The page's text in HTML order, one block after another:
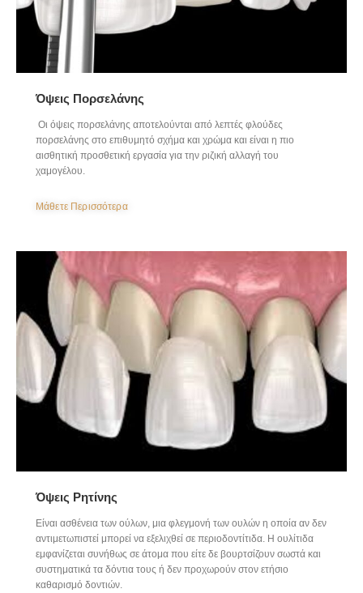
Όψεις Πορσελάνης
Οι όψεις πορσελάνης αποτελούνται από λεπτές φλούδες
πορσελάνης στο επιθυμητό σχήμα και χρώμα και είναι η πιο
αισθητική προσθετική εργασία για την ριζική αλλαγή του
χαμογέλου.
Μάθετε Περισσότερα
Όψεις Ρητίνης
Είναι ασθένεια των ούλων, μια φλεγμονή των ουλών η οποία αν δεν
αντιμετωπιστεί μπορεί να εξελιχθεί σε περιοδοντίτιδα. Η ουλίτιδα
εμφανίζεται συνήθως σε άτομα που είτε δε βουρτσίζουν σωστά και
συστηματικά τα δόντια τους ή δεν προχωρούν στον ετήσιο
καθαρισμό δοντιών.